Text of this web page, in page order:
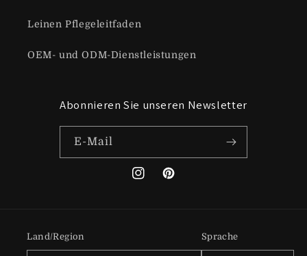
Leinen Pflegeleitfaden
OEM- und ODM-Dienstleistungen
Abonnieren Sie unseren Newsletter
E-Mail
InstagramPinterest
Land/Region Sprache